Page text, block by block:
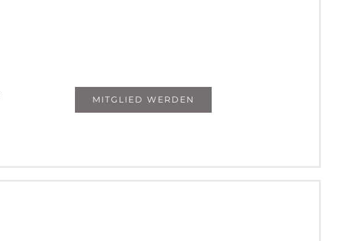
MITGLIED WERDEN